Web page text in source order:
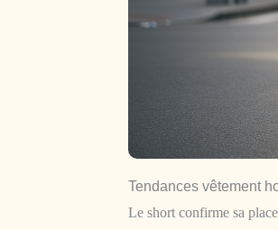
Tendances vêtement
Le short confirme sa